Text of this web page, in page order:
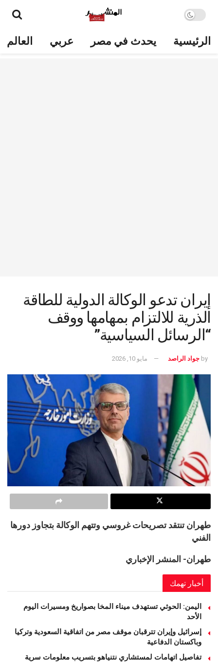
الرئيسية يحدث في مصر عربي العالم
إيران تدعو الوكالة الدولية للطاقة
الذرية للالتزام بمهامها ووقف
“الرسائل السياسية”
by جواد الراصد مايو 10, 2026
طهران تنتقد تصريحات غروسي وتتهم الوكالة بتجاوز دورها
الفني
طهران- المنشر الإخباري
أخبار تهمك
اليمن: الحوثي تستهدف ميناء المخا بصواريخ ومسيرات اليوم
الأحد
إسرائيل وإيران تترقبان موقف مصر من اتفاقية السعودية وتركيا
وباكستان الدفاعية
تفاصيل اتهامات لمستشاري نتنياهو بتسريب معلومات سرية